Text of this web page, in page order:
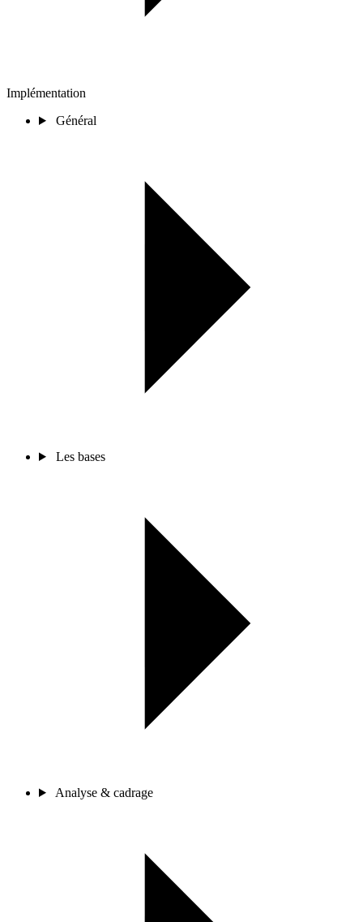
Implémentation
Général
Les bases
Analyse & cadrage